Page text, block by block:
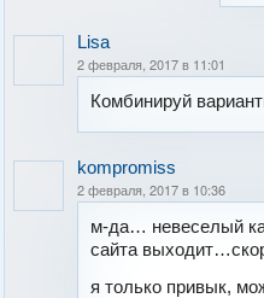
Lisa
2 февраля, 2017 в 11:01
Комбинируй
kompromiss
2 февраля, 2017 в 10:36
м-да… невеселый
сайта
я только привык,